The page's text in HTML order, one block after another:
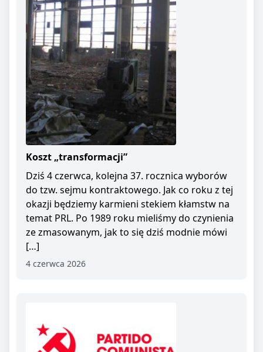
Koszt „transformacji”
Dziś 4 czerwca, kolejna 37. rocznica wyborów
do tzw. sejmu kontraktowego. Jak co roku z tej
okazji będziemy karmieni stekiem kłamstw na
temat PRL. Po 1989 roku mieliśmy do czynienia
ze zmasowanym, jak to się dziś modnie mówi
[…]
4 czerwca 2026